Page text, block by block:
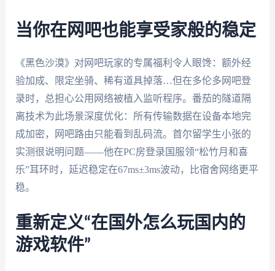
当你在网吧也能享受家般的稳定
《黑色沙漠》对网吧玩家的专属福利令人眼馋：额外经
验加成、限定坐骑、稀有道具掉落…但在多伦多网吧登
录时，总担心公用网络被植入监听程序。番茄的隧道隔
离技术为此场景深度优化：所有传输数据在设备本地完
成加密，网吧路由只能看到乱码流。首尔留学生小张的
实测很说明问题——他在PC房登录国服领“松竹月和喜
乐”耳环时，延迟稳定在67ms±3ms波动，比宿舍网络更平
稳。
重新定义“在国外怎么玩国内的
游戏软件”